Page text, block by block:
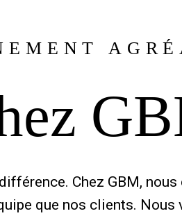
Chez GBM,
que nos clients.